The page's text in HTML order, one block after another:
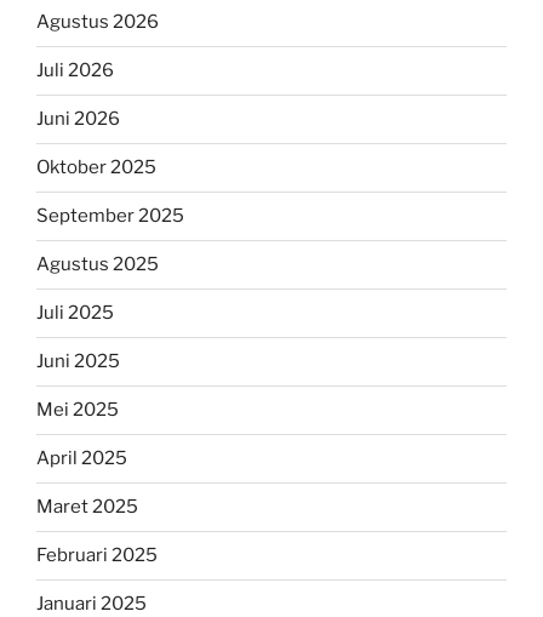
Agustus 2026
Juli 2026
Juni 2026
Oktober 2025
September 2025
Agustus 2025
Juli 2025
Juni 2025
Mei 2025
April 2025
Maret 2025
Februari 2025
Januari 2025